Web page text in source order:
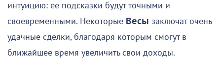
интуицию: ее подсказки будут точными и
своевременными. Некоторые Весы заключат очень
удачные сделки, благодаря которым смогут в
ближайшее время увеличить свои доходы.